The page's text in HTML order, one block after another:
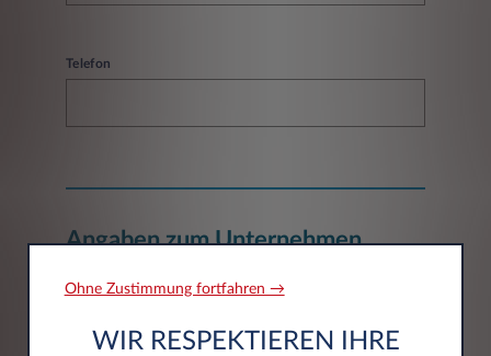
Telefon
Angaben zum Unternehmen
Ohne Zustimmung fortfahren →
WIR RESPEKTIEREN IHRE